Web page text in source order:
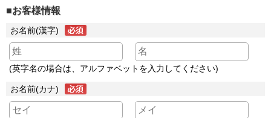
■お客様情報
お名前(漢字)
(英字名の場合は、アルファベットを入力してください)
お名前(カナ)